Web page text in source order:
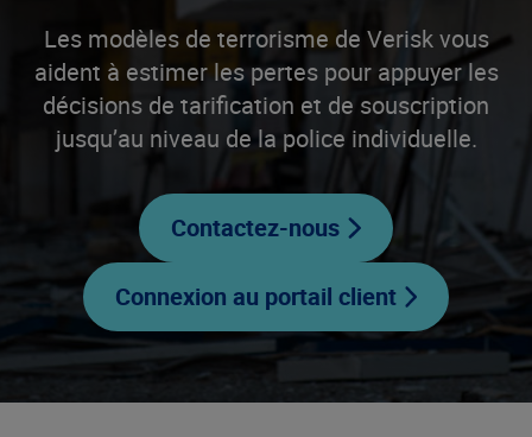
Les modèles de terrorisme de Verisk vous
aident à estimer les pertes pour appuyer les
décisions de tarification et de souscription
jusqu’au niveau de la police individuelle.
Contactez-nous
Connexion au portail client